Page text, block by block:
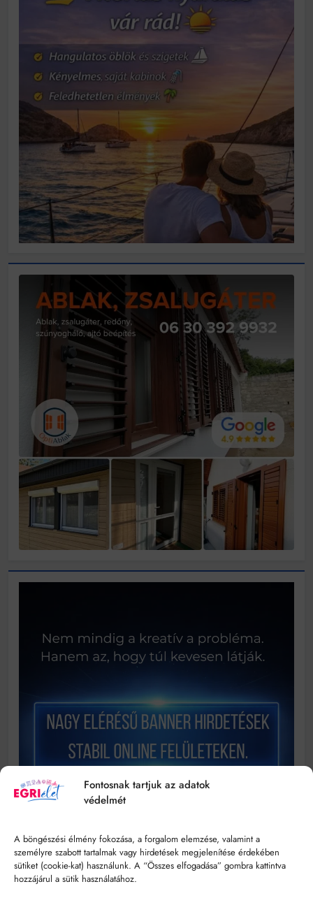
Fontosnak tartjuk az adatok
védelmét
A böngészési élmény fokozása, a forgalom elemzése, valamint a
személyre szabott tartalmak vagy hirdetések megjelenítése érdekében
sütiket (cookie-kat) használunk. A “Összes elfogadása” gombra kattintva
hozzájárul a sütik használatához.